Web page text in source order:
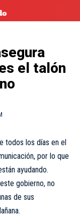
el talón
todos los días en el
por lo que
ayudando.
gobierno, no
de sus